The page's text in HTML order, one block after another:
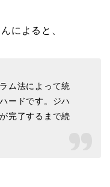
によると、
ム法によって統
ードです。ジハ
完了するまで続